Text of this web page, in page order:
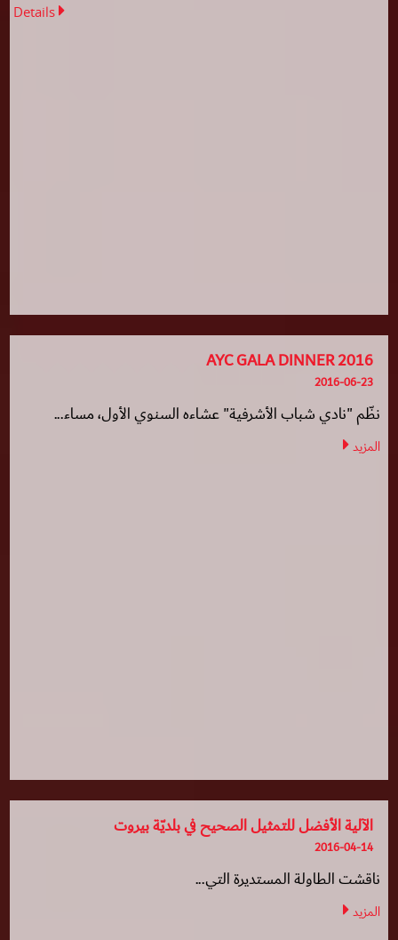
Details
AYC GALA DINNER 2016
2016-06-23
نظّم "نادي شباب الأشرفية" عشاءه السنوي الأول، مساء...
المزيد
الآلية الأفضل للتمثيل الصحيح في بلديّة بيروت
2016-04-14
ناقشت الطاولة المستديرة التي...
المزيد